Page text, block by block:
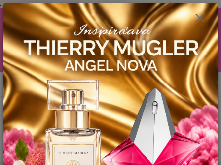
.
AKCIA (zobrazí sa v nákupnom košíku) ! ...... Ku každej objednávočke ❤️
od .. 35 .-eur CENA PRODUKTOV si môžte vybrať .. 15ml YODEYMA
tester ZDARMA ! ❤️ od 80.-eur .. 2 x 15ml, ❤️ od 150.-eur .. 3 x 15ml ❤️
od 200.-eur 4 x 15ml atd. YODEYMA tester ZDARMA .. (TIE VŠAK
TERBA VPÍSAŤ V SEKCII DODACE ÚDAJE) ! Akcia platí do vyčerpania
skladových zásob! ...... TEŠÍME SA NA VÁS a VIDÍME SA V MAILOCH a v
Košiciach :) aj OSOBNE. 👋🤚👋 .. 🌹🌹🌹
Menu
EUR
Hľadať
0944 619 068 0ks
za0 €